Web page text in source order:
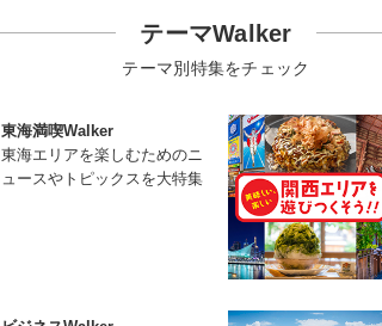
テーマWalker
テーマ別特集をチェック
東海満喫Walker
東海エリアを楽しむためのニ
ュースやトピックスを大特集